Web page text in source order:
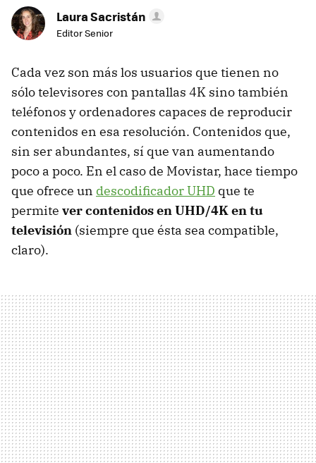
Laura Sacristán
Editor Senior
Cada vez son más los usuarios que tienen no
sólo televisores con pantallas 4K sino también
teléfonos y ordenadores capaces de reproducir
contenidos en esa resolución. Contenidos que,
sin ser abundantes, sí que van aumentando
poco a poco. En el caso de Movistar, hace tiempo
que ofrece un descodificador UHD que te
permite ver contenidos en UHD/4K en tu
televisión (siempre que ésta sea compatible,
claro).